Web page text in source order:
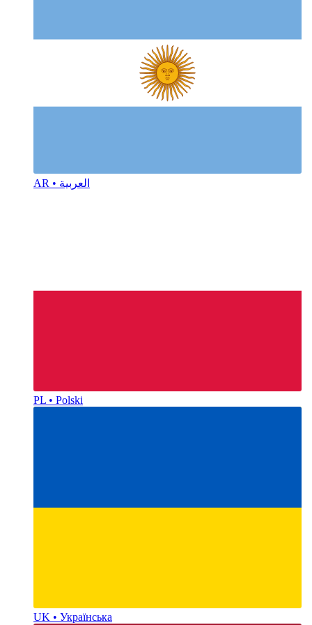
AR • العربية
PL • Polski
UK • Українська